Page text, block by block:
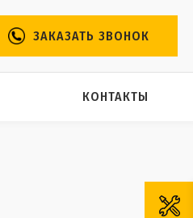
ЗАКАЗАТЬ ЗВОНОК
КОНТАКТЫ